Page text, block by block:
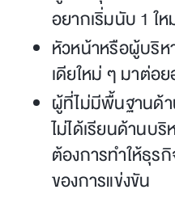
อยากเริ่มนับ 1 ใ
หัวหน้าหรือผู้บริห
เดียใหม่ ๆ มาต่อ
ผู้ที่ไม่มีพื้นฐานด้
ไม่ได้เรียนด้านบ
ต้องการทำให้ธุร
ของการแข่งขัน